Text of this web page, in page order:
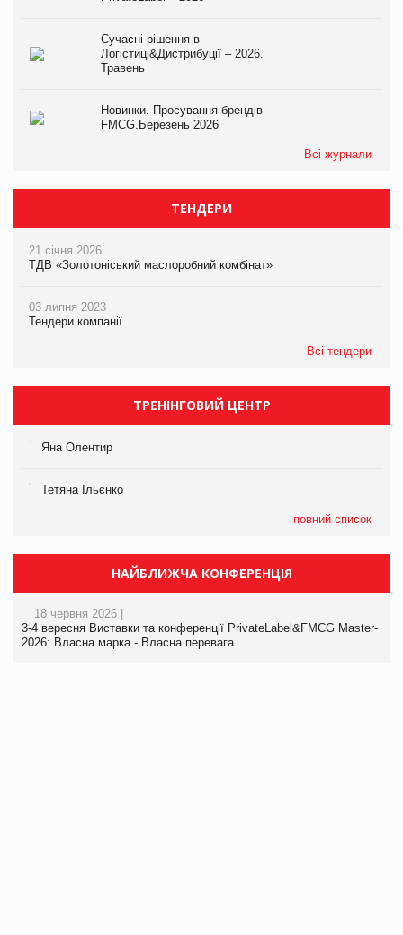
Сучасні рішення в
Логістиці&Дистрибуції – 2026.
Травень
Новинки. Просування брендів
FMCG.Березень 2026
Всі журнали
ТЕНДЕРИ
21 січня 2026
ТДВ «Золотоніський маслоробний комбінат»
03 липня 2023
Тендери компанії
Всі тендери
ТРЕНІНГОВИЙ ЦЕНТР
Яна Олентир
Тетяна Ільєнко
повний список
НАЙБЛИЖЧА КОНФЕРЕНЦІЯ
18 червня 2026 |
3-4 вересня Виставки та конференції PrivateLabel&FMCG Master-
2026: Власна марка - Власна перевага